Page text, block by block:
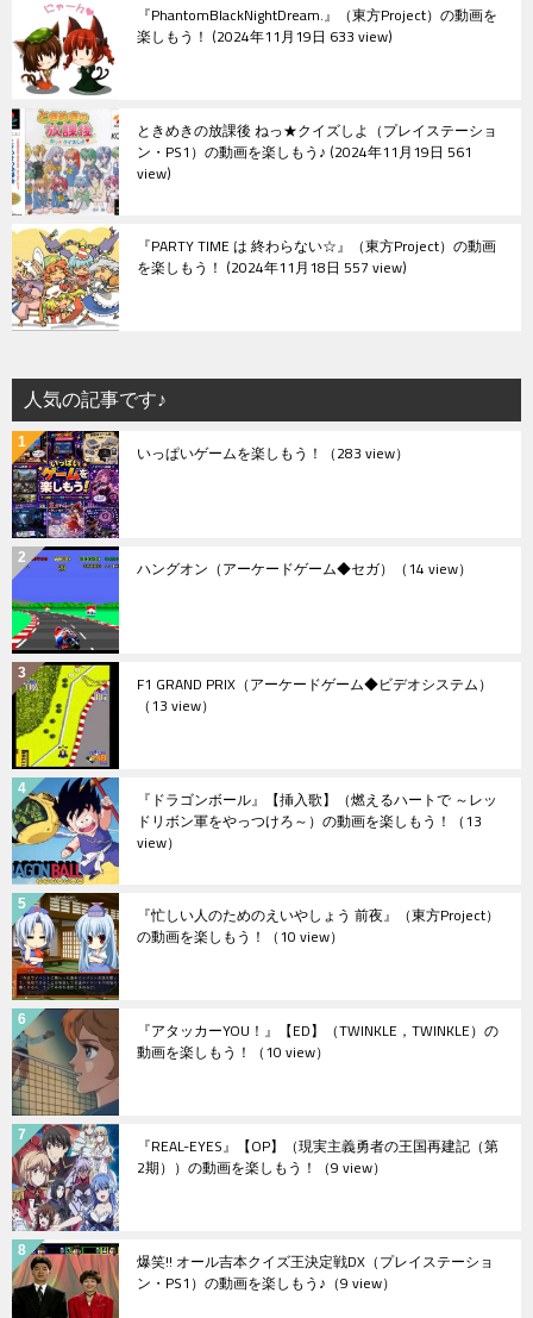
『PhantomBlackNightDream.』（東方Project）の動画を
楽しもう！ 2024年11月19日 633 view
ときめきの放課後 ねっ★クイズしよ（プレイステーショ
ン・PS1）の動画を楽しもう♪ 2024年11月19日 561
view
『PARTY TIME は 終わらない☆』（東方Project）の動画
を楽しもう！ 2024年11月18日 557 view
人気の記事です♪
いっぱいゲームを楽しもう！ （283 view）
ハングオン（アーケードゲーム◆セガ） （14 view）
F1 GRAND PRIX（アーケードゲーム◆ビデオシステム）
（13 view）
『ドラゴンボール』【挿入歌】（燃えるハートで ～レッ
ドリボン軍をやっつけろ～）の動画を楽しもう！ （13
view）
『忙しい人のためのえいやしょう 前夜』（東方Project）
の動画を楽しもう！ （10 view）
『アタッカーYOU！』【ED】（TWINKLE，TWINKLE）の
動画を楽しもう！ （10 view）
『REAL-EYES』【OP】（現実主義勇者の王国再建記（第
2期））の動画を楽しもう！ （9 view）
爆笑!! オール吉本クイズ王決定戦DX（プレイステーショ
ン・PS1）の動画を楽しもう♪ （9 view）